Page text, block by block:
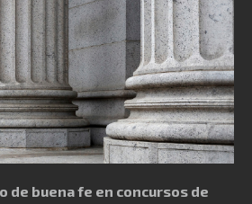
de buena fe en concursos de